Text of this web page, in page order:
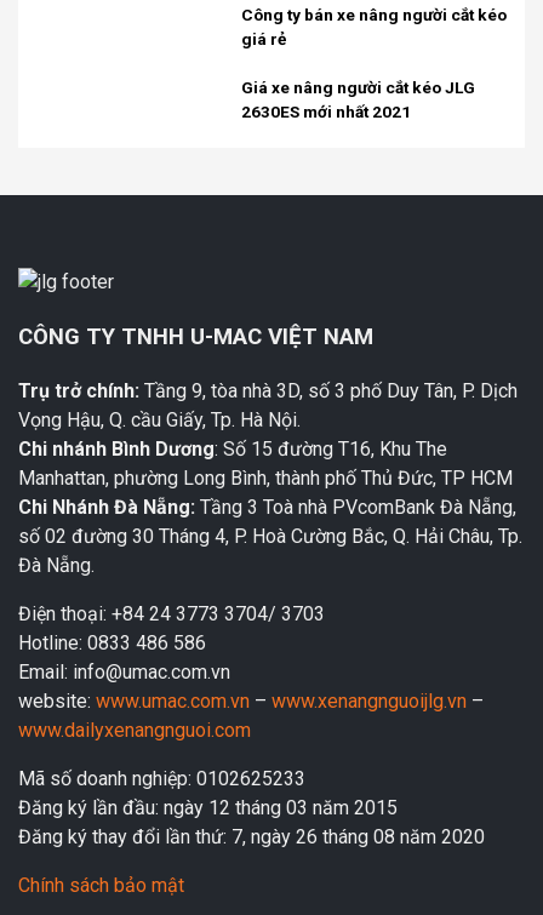
Công ty bán xe nâng người cắt kéo
giá rẻ
Giá xe nâng người cắt kéo JLG
2630ES mới nhất 2021
CÔNG TY TNHH U-MAC VIỆT NAM
Trụ trở chính: Tầng 9, tòa nhà 3D, số 3 phố Duy Tân, P. Dịch
Vọng Hậu, Q. cầu Giấy, Tp. Hà Nội.
Chi nhánh Bình Dương: Số 15 đường T16, Khu The
Manhattan, phường Long Bình, thành phố Thủ Đức, TP HCM
Chi Nhánh Đà Nẵng: Tầng 3 Toà nhà PVcomBank Đà Nẵng,
số 02 đường 30 Tháng 4, P. Hoà Cường Bắc, Q. Hải Châu, Tp.
Đà Nẵng.
Điện thoại: +84 24 3773 3704/ 3703
Hotline: 0833 486 586
Email: info@umac.com.vn
website: www.umac.com.vn – www.xenangnguoijlg.vn –
www.dailyxenangnguoi.com
Mã số doanh nghiệp: 0102625233
Đăng ký lần đầu: ngày 12 tháng 03 năm 2015
Đăng ký thay đổi lần thứ: 7, ngày 26 tháng 08 năm 2020
Chính sách bảo mật